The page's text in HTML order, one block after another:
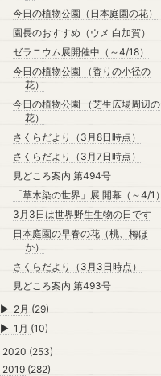
今日の植物公園（日本庭園の花）
園長のおすすめ（ウメ 白加賀）
ゼラニウム展開催中（～4/18）
今日の植物公園 （香りの小径の
花）
今日の植物公園 （芝生広場周辺の
花）
さくらだより（3月8日時点）
さくらだより（3月7日時点）
見どころ案内 第494号
「草木染の世界」展 開幕（～4/1）
3月3日は世界野生生物の日です
日本庭園の早春の花（桃、梅ほ
か）
さくらだより（3月3日時点）
見どころ案内 第493号
►2月 (29)
►1月 (10)
2020 (253)
2019 (282)